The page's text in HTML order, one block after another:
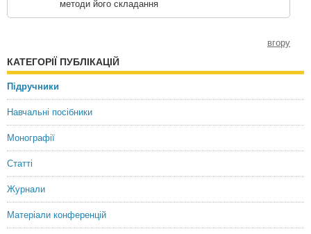
методи його складання
вгору
КАТЕГОРІЇ ПУБЛІКАЦІЙ
Підручники
Навчальні посібники
Монографії
Статті
Журнали
Матеріали конференцій